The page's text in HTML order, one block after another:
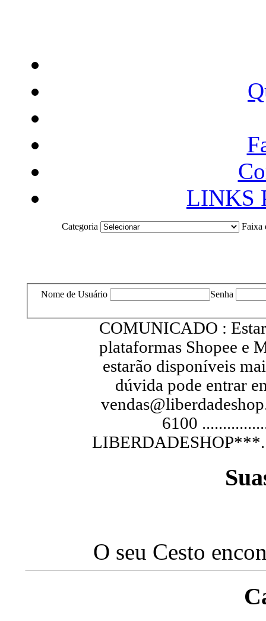
LINKS
Categoria Faixa
Nome de Usuário Senha
COMUNICADO :
plataformas Shopee e
estarão disponíveis
dúvida pode entrar
6100
O seu Cesto